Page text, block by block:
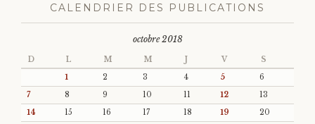
CALENDRIER DES PUBLICATIONS
octobre 2018
D L M M J V S
1 2 3 4 5
6
7
8 9 10 11 12
13
14
15 16 17 18 19
20